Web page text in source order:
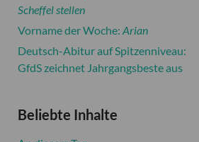
Scheffel stellen
Vorname der Woche: Arian
Deutsch-Abitur auf Spitzenniveau:
GfdS zeichnet Jahrgangsbeste aus
Beliebte Inhalte